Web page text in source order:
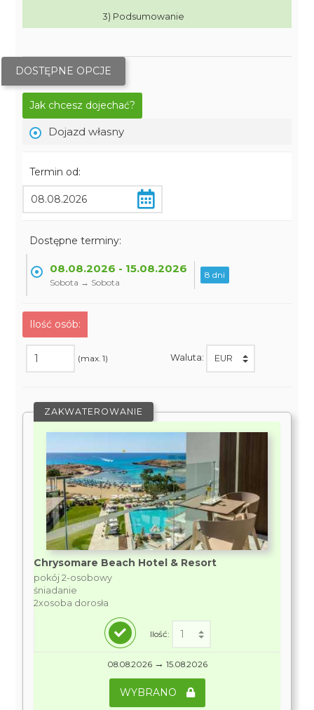
3) Podsumowanie
DOSTĘPNE OPCJE
Jak chcesz dojechać?
Dojazd własny
Termin od:
Dostępne terminy:
08.08.2026 - 15.08.2026
Sobota → Sobota
8 dni
Ilość osób:
(max. 1) Waluta:
ZAKWATEROWANIE
Chrysomare Beach Hotel & Resort
pokój 2-osobowy
śniadanie
2xosoba dorosła
Ilość:
08.08.2026 → 15.08.2026
WYBRANO